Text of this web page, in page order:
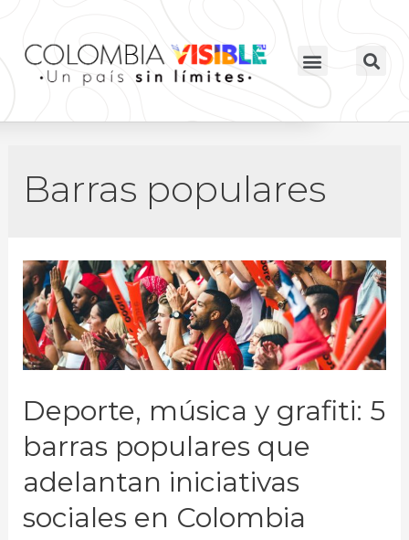
Barras populares
Deporte, música y grafiti: 5
barras populares que
adelantan iniciativas
sociales en Colombia